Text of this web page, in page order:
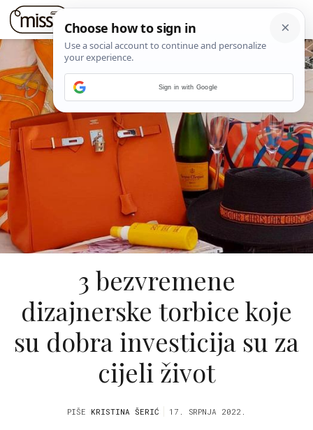
3 bezvremene
dizajnerske torbice koje
su dobra investicija su za
cijeli život
PIŠE KRISTINA ŠERIĆ 17. SRPNJA 2022.
Sign in with Google